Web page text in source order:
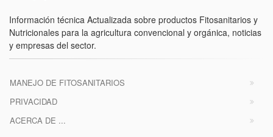
Información técnica Actualizada sobre productos Fitosanitarios y
Nutricionales para la agricultura convencional y orgánica, noticias
y empresas del sector.
MANEJO DE FITOSANITARIOS
PRIVACIDAD
ACERCA DE ...